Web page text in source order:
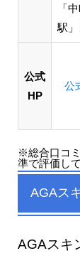
「
駅
公式
HP
公
※総合口コ
準で評価し
AGAス
AGAスキ